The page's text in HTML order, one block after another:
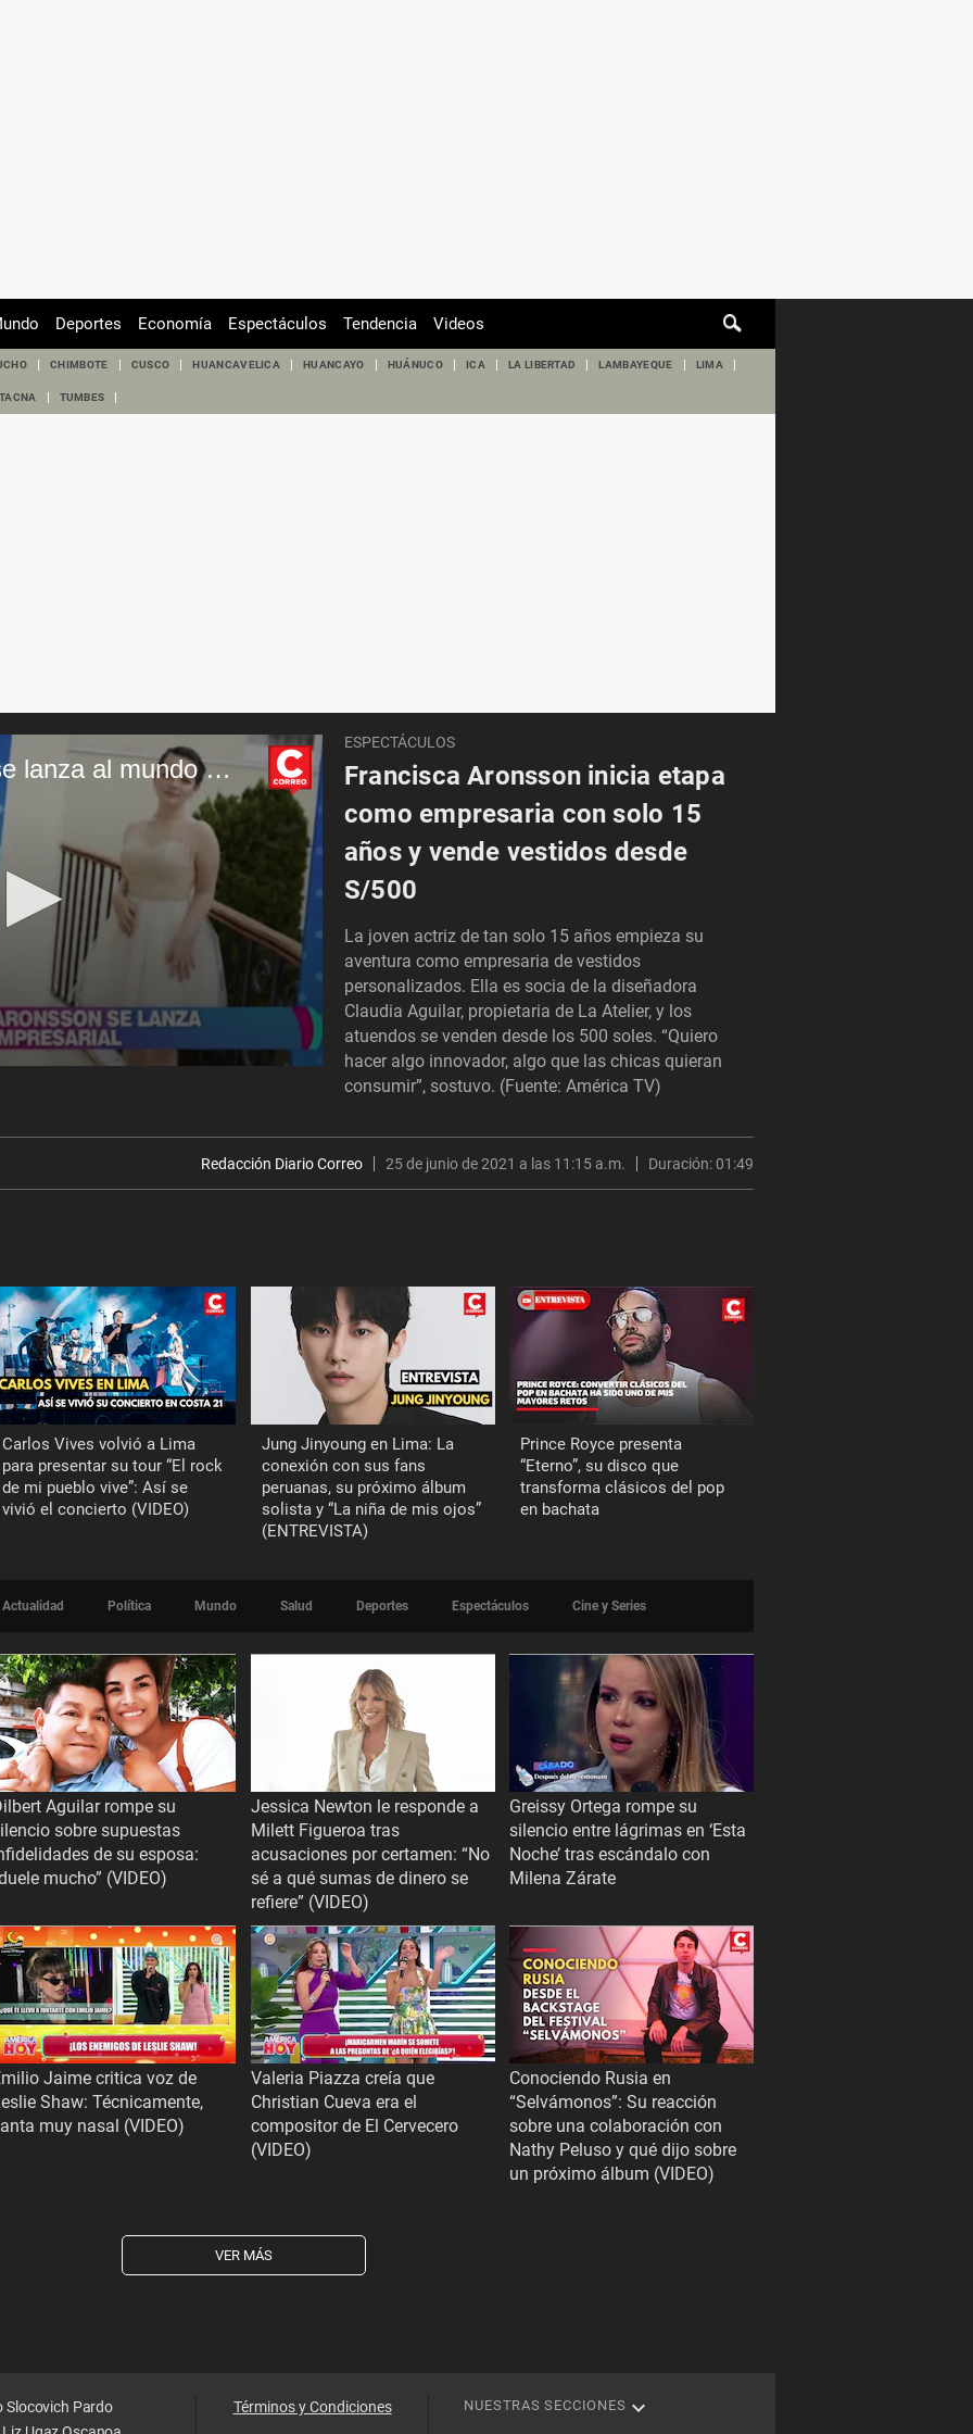
de
Deportes Economía Espectáculos Tendencia Videos
CHIMBOTE CUSCO HUANCAVELICA HUANCAYO HUÁNUCO ICA LA LIBERTAD LAMBAYEQUE LIMA
TACNA TUMBES
Francisca Aronsson se lanza al mundo empresarial de los vestidos
ESPECTÁCULOS
Francisca Aronsson inicia etapa
como empresaria con solo 15
años y vende vestidos desde
S/500
La joven actriz de tan solo 15 años empieza su
aventura como empresaria de vestidos
personalizados. Ella es socia de la diseñadora
Claudia Aguilar, propietaria de La Atelier, y los
atuendos se venden desde los 500 soles. “Quiero
hacer algo innovador, algo que las chicas quieran
consumir”, sostuvo. (Fuente: América TV)
Redacción Diario Correo 25 de junio de 2021 a las 11:15 a.m. Duración:01:49
Carlos Vives volvió a Lima
para presentar su tour “El rock
de mi pueblo vive”: Así se
vivió el concierto (VIDEO)
Jung Jinyoung en Lima: La
conexión con sus fans
peruanas, su próximo álbum
solista y “La niña de mis ojos”
(ENTREVISTA)
Prince Royce presenta
“Eterno”, su disco que
transforma clásicos del pop
en bachata
Actualidad Política Mundo Salud Deportes Espectáculos Cine y Series
Aguilar rompe su
sobre supuestas
de su esposa:
mucho” (VIDEO)
Jessica Newton le responde a
Milett Figueroa tras
acusaciones por certamen: “No
sé a qué sumas de dinero se
refiere” (VIDEO)
Greissy Ortega rompe su
silencio entre lágrimas en ‘Esta
Noche’ tras escándalo con
Milena Zárate
Jaime critica voz de
Shaw: Técnicamente,
muy nasal (VIDEO)
Valeria Piazza creía que
Christian Cueva era el
compositor de El Cervecero
(VIDEO)
Conociendo Rusia en
“Selvámonos”: Su reacción
sobre una colaboración con
Nathy Peluso y qué dijo sobre
un próximo álbum (VIDEO)
VER MÁS
Slocovich Pardo
Términos y Condiciones NUESTRAS SECCIONES